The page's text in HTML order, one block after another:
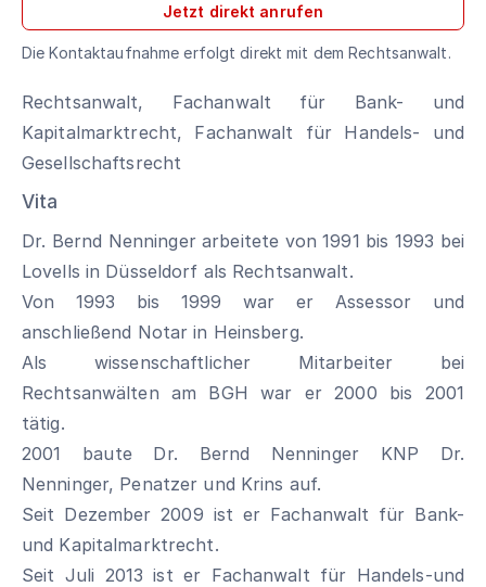
Jetzt direkt anrufen
Die Kontaktaufnahme erfolgt direkt mit dem Rechtsanwalt.
Rechtsanwalt, Fachanwalt für Bank- und
Kapitalmarktrecht, Fachanwalt für Handels- und
Gesellschaftsrecht
Vita
Dr. Bernd Nenninger arbeitete von 1991 bis 1993 bei
Lovells in Düsseldorf als Rechtsanwalt.
Von 1993 bis 1999 war er Assessor und
anschließend Notar in Heinsberg.
Als wissenschaftlicher Mitarbeiter bei
Rechtsanwälten am BGH war er 2000 bis 2001
tätig.
2001 baute Dr. Bernd Nenninger KNP Dr.
Nenninger, Penatzer und Krins auf.
Seit Dezember 2009 ist er Fachanwalt für Bank-
und Kapitalmarktrecht.
Seit Juli 2013 ist er Fachanwalt für Handels-und